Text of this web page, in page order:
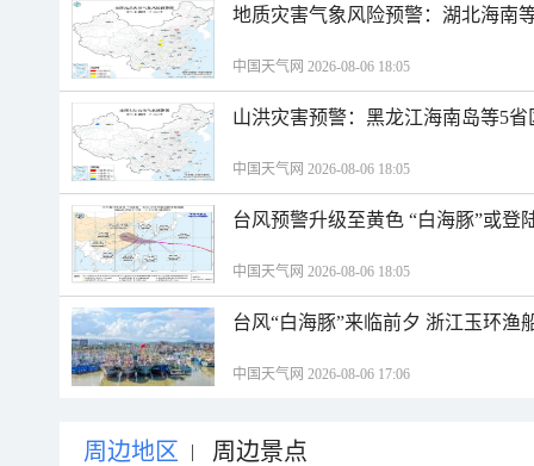
地质灾害气象风险预警：湖北海南
中国天气网 2026-08-06 18:05
山洪灾害预警：黑龙江海南岛等5
中国天气网 2026-08-06 18:05
台风预警升级至黄色 “白海豚”或登
中国天气网 2026-08-06 18:05
台风“白海豚”来临前夕 浙江玉环渔
中国天气网 2026-08-06 17:06
周边地区 | 周边景点